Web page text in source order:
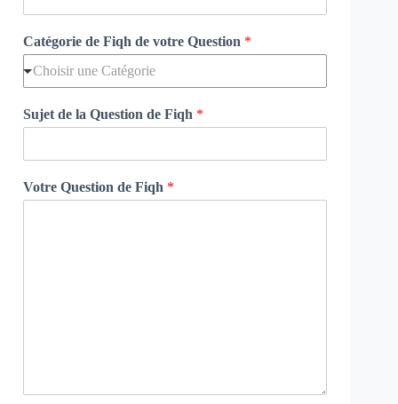
Catégorie de Fiqh de votre Question *
Choisir une Catégorie
Sujet de la Question de Fiqh *
Votre Question de Fiqh *